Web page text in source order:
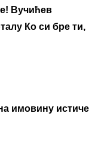
Вучићев
Ко си бре ти,
имовину истиче